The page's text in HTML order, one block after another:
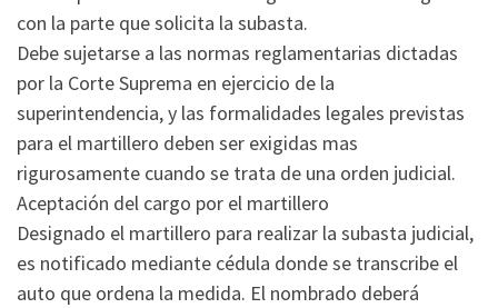
con la parte que solicita la subasta.
Debe sujetarse a las normas reglamentarias dictadas
por la Corte Suprema en ejercicio de la
superintendencia, y las formalidades legales previstas
para el martillero deben ser exigidas mas
rigurosamente cuando se trata de una orden judicial.
Aceptación del cargo por el martillero
Designado el martillero para realizar la subasta judicial,
es notificado mediante cédula donde se transcribe el
auto que ordena la medida. El nombrado deberá